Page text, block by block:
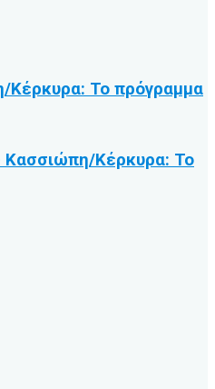
Κέρκυρα: Το πρόγραμμα
Κασσιώπη/Κέρκυρα: Το